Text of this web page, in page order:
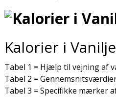
Kalorier i
Tabel 1 = Hjælp til vejning af
Tabel 2 =
Tabel 3 = Specifikke mærker